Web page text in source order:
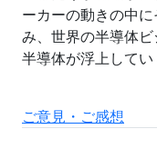
ーカーの動きの中
み、世界の半導体
半導体が浮上してい
ご意見・ご感想